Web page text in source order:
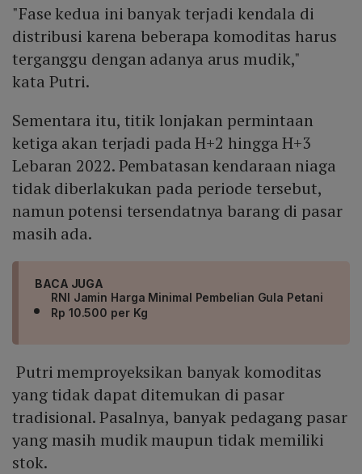
"Fase kedua ini banyak terjadi kendala di
distribusi karena beberapa komoditas harus
terganggu dengan adanya arus mudik,"
kata Putri.
Sementara itu, titik lonjakan permintaan
ketiga akan terjadi pada H+2 hingga H+3
Lebaran 2022. Pembatasan kendaraan niaga
tidak diberlakukan pada periode tersebut,
namun potensi tersendatnya barang di pasar
masih ada.
BACA JUGA
RNI Jamin Harga Minimal Pembelian Gula Petani
Rp 10.500 per Kg
Putri memproyeksikan banyak komoditas
yang tidak dapat ditemukan di pasar
tradisional. Pasalnya, banyak pedagang pasar
yang masih mudik maupun tidak memiliki
stok.